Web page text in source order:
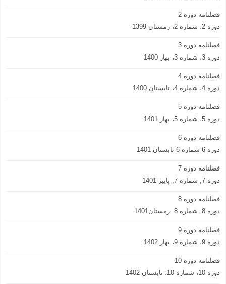
فصلنامه دوره 2
دوره 2، شماره 2، زمستان 1399
فصلنامه دوره 3
دوره 3، شماره 3، بهار 1400
فصلنامه دوره 4
دوره 4، شماره 4، تابستان 1400
فصلنامه دوره 5
دوره 5، شماره 5، بهار 1401
فصلنامه دوره 6
دوره 6 شماره 6 تابستان 1401
فصلنامه دوره 7
دوره 7, شماره 7, پاییز 1401
فصلنامه دوره 8
دوره 8. شماره 8. زمستان1401
فصلنامه دوره 9
دوره 9، شماره 9، بهار 1402
فصلنامه دوره 10
دوره 10، شماره 10، تابستان 1402